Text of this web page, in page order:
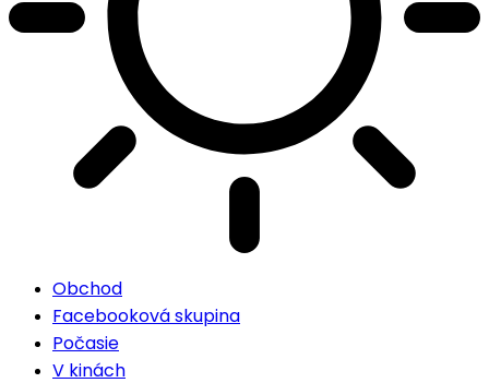
Obchod
Facebooková skupina
Počasie
V kinách